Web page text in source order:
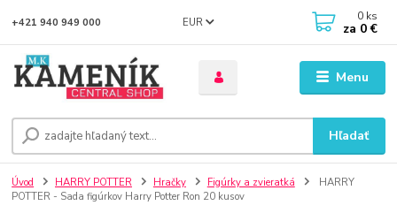
Menu
EUR
Hľadať
+421 940 949 000 0 ks
za 0 €
Úvod HARRY POTTER Hračky Figúrky a zvieratká
HARRY
POTTER - Sada figúrkov Harry Potter Ron 20 kusov